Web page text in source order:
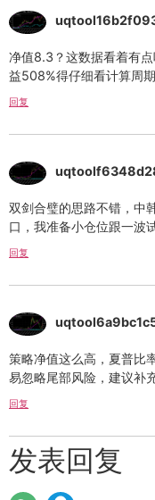
净值8.3？这数据看着有
益508%得仔细看计算周期
回复
双剑合璧的思路不错，中
口，我准备小仓位跟一波试
回复
策略净值这么高，夏普比
易忽略尾部风险，建议补
回复
发表回复